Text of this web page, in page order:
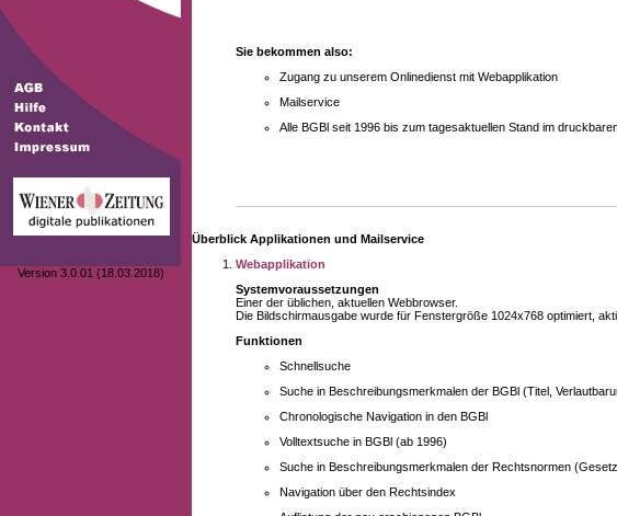
Version 3.0.01 (18.03.2018)
Sie bekommen also:
Zugang zu unserem Onlinedienst mit Webapplikation
Mailservice
Alle BGBl seit 1996 bis zum tagesaktuellen Stand im
Überblick Applikationen und Mailservice
Webapplikation
Systemvoraussetzungen
Einer der üblichen, aktuellen Webbrowser.
Die Bildschirmausgabe wurde für Fenstergröße 1024x768 optimiert,
Funktionen
Schnellsuche
Suche in Beschreibungsmerkmalen der BGBl (Titel,
Chronologische Navigation in den BGBl
Volltextsuche in BGBl (ab 1996)
Suche in Beschreibungsmerkmalen der Rechtsnormen
Navigation über den Rechtsindex